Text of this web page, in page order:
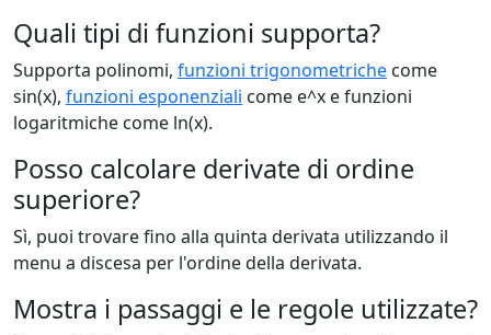
Quali tipi di funzioni supporta?
Supporta polinomi, funzioni trigonometriche come
sin(x), funzioni esponenziali come e^x e funzioni
logaritmiche come ln(x).
Posso calcolare derivate di ordine
superiore?
Sì, puoi trovare fino alla quinta derivata utilizzando il
menu a discesa per l'ordine della derivata.
Mostra i passaggi e le regole utilizzate?